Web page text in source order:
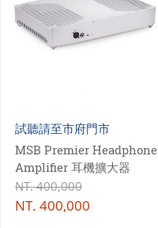
試聽請至市府門市
MSB Premier Headphone
Amplifier 耳機擴大器
NT.400,000
NT. 400,000